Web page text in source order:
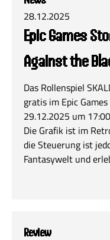
28.12.2025
Epic Games
Against the
Das Rollenspiel
gratis im Epic
29.12.2025 um
Die Grafik ist im
die Steuerung ist
Fantasywelt und
Review